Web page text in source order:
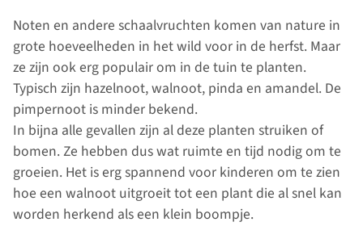
Noten en andere schaalvruchten komen van nature in
grote hoeveelheden in het wild voor in de herfst. Maar
ze zijn ook erg populair om in de tuin te planten.
Typisch zijn hazelnoot, walnoot, pinda en amandel. De
pimpernoot is minder bekend.
In bijna alle gevallen zijn al deze planten struiken of
bomen. Ze hebben dus wat ruimte en tijd nodig om te
groeien. Het is erg spannend voor kinderen om te zien
hoe een walnoot uitgroeit tot een plant die al snel kan
worden herkend als een klein boompje.